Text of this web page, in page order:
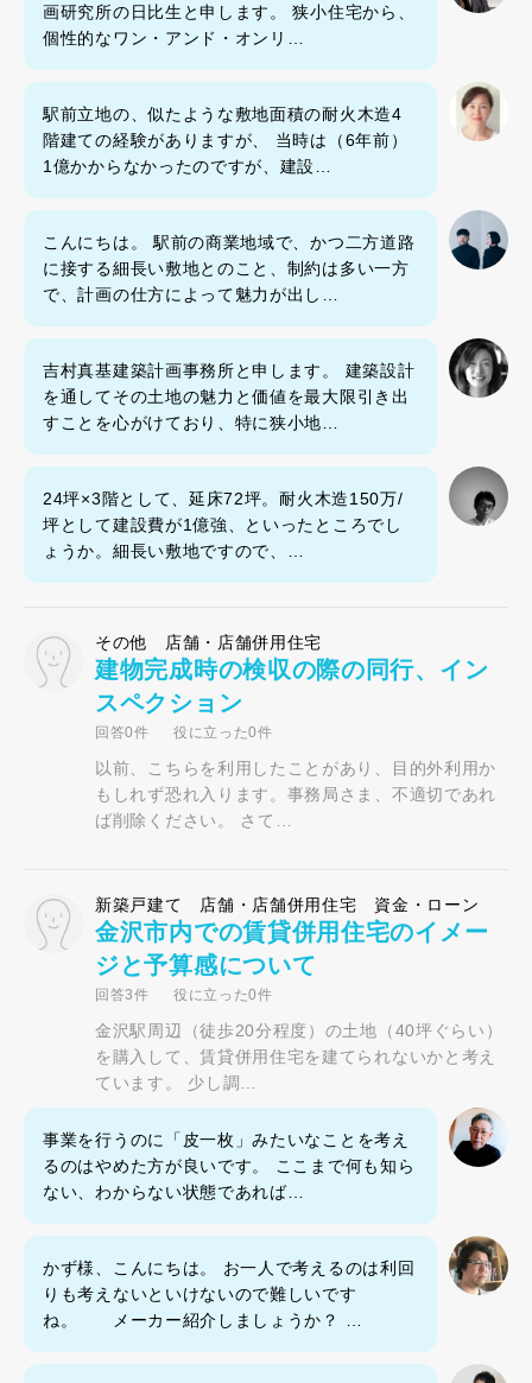
画研究所の日比生と申します。 狭小住宅から、
個性的なワン・アンド・オンリ…
駅前立地の、似たような敷地面積の耐火木造4
階建ての経験がありますが、 当時は（6年前）
1億かからなかったのですが、建設…
こんにちは。 駅前の商業地域で、かつ二方道路
に接する細長い敷地とのこと、制約は多い一方
で、計画の仕方によって魅力が出し…
吉村真基建築計画事務所と申します。 建築設計
を通してその土地の魅力と価値を最大限引き出
すことを心がけており、特に狭小地…
24坪×3階として、延床72坪。耐火木造150万/
坪として建設費が1億強、といったところでし
ょうか。細長い敷地ですので、…
その他 店舗・店舗併用住宅
建物完成時の検収の際の同行、イン
スペクション
回答0件 役に立った0件
以前、こちらを利用したことがあり、目的外利用か
もしれず恐れ入ります。事務局さま、不適切であれ
ば削除ください。 さて…
新築戸建て 店舗・店舗併用住宅 資金・ローン
金沢市内での賃貸併用住宅のイメー
ジと予算感について
回答3件 役に立った0件
金沢駅周辺（徒歩20分程度）の土地（40坪ぐらい）
を購入して、賃貸併用住宅を建てられないかと考え
ています。 少し調…
事業を行うのに「皮一枚」みたいなことを考え
るのはやめた方が良いです。 ここまで何も知ら
ない、わからない状態であれば…
かず様、こんにちは。 お一人で考えるのは利回
りも考えないといけないので難しいです
ね。 メーカー紹介しましょうか？ …